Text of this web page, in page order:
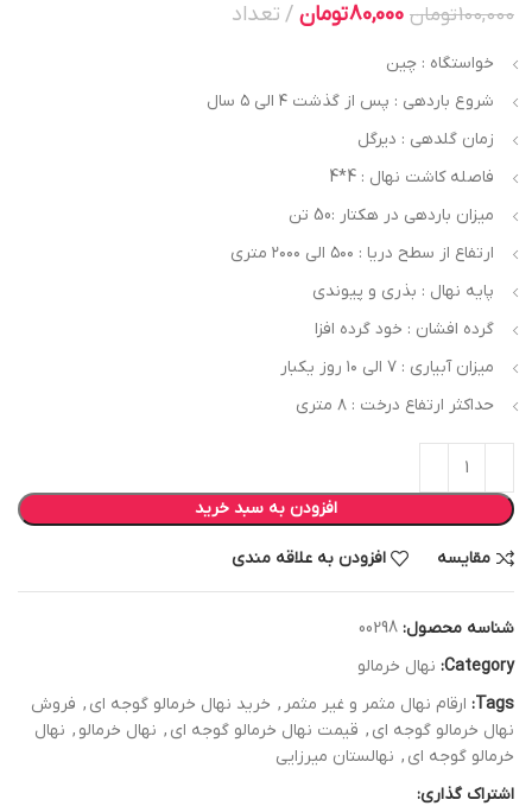
100,000تومان 80,000تومان تعداد
خواستگاه : چین
شروع باردهی : پس از گذشت ۴ الی ۵ سال
زمان گلدهی : دیرگل
فاصله کاشت نهال : 4*4
میزان باردهی در هکتار :50 تن
ارتفاع از سطح دریا : ۵۰۰ الی ۲۰۰۰ متری
پایه نهال : بذری و پیوندی
گرده افشان : خود گرده افزا
میزان آبیاری : ۷ الی ۱۰ روز یکبار
حداکثر ارتفاع درخت : ۸ متری
افزودن به سبد خرید
مقایسه افزودن به علاقه مندی
شناسه محصول: 00298
Category: نهال خرمالو
Tags: ارقام نهال مثمر و غیر مثمر , خرید نهال خرمالو گوجه ای , فروش
نهال خرمالو گوجه ای , قیمت نهال خرمالو گوجه ای , نهال خرمالو , نهال
خرمالو گوجه ای , نهالستان میرزایی
اشتراک گذاری: